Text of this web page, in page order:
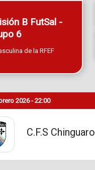
B FutSal -
6
de la RFEF
2026 - 22:00
C.F.S Chinguaro